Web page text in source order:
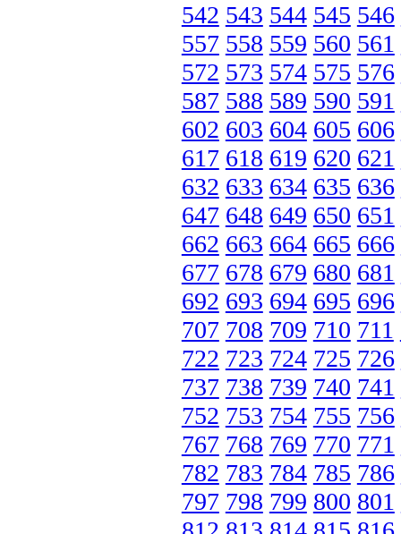
542 543 544 545 546
557 558 559 560 561
572 573 574 575 576
587 588 589 590 591
602 603 604 605 606
617 618 619 620 621
632 633 634 635 636
647 648 649 650 651
662 663 664 665 666
677 678 679 680 681
692 693 694 695 696
707 708 709 710 711
722 723 724 725 726
737 738 739 740 741
752 753 754 755 756
767 768 769 770 771
782 783 784 785 786
797 798 799 800 801